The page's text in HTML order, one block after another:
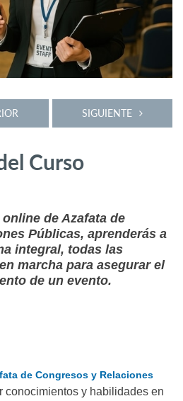
SIGUIENTE
Curso
de Azafata de
Públicas, aprenderás a
integral, todas las
marcha para asegurar el
de un evento.
de Congresos y Relaciones
conocimientos y habilidades en